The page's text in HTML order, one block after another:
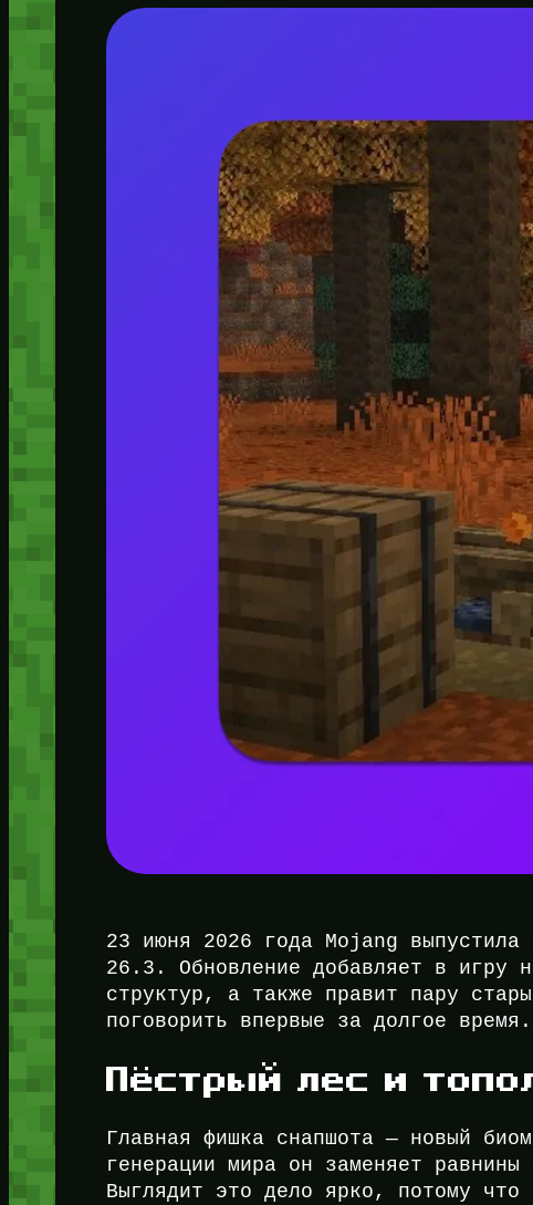
23 июня 2026 года Mojang выпустила
26.3. Обновление добавляет в игру
структур, а также правит пару
поговорить впервые за долгое время.
Пёстрый лес и
Главная фишка снапшота — новый
генерации мира он заменяет
Выглядит это дело ярко, потому